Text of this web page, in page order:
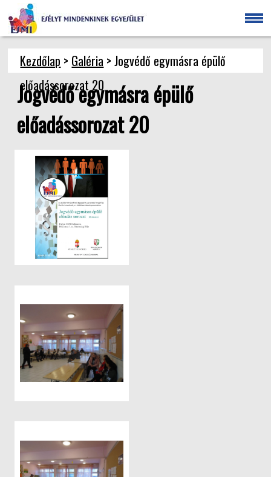
Kezdőlap > Galéria > Jogvédő egymásra épülő
előadássorozat 20
Jogvédő egymásra épülő
előadássorozat 20